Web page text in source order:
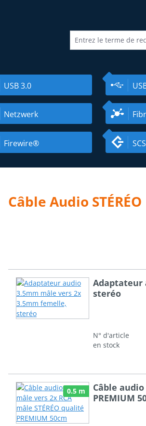
USB 3.0
Netzwerk
Firewire®
Câble Audio STÉRÉO
Adaptateur
steréo
N° d'article
en stock
0.5 m
Câble audio
PREMIUM